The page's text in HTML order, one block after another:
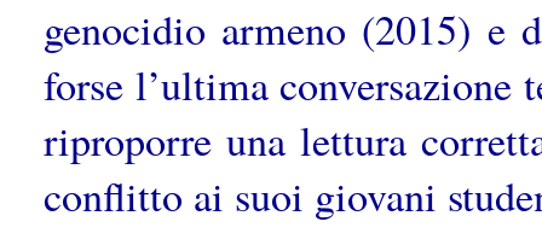
genocidio armeno (2015)
forse l’ultima
riproporre una lettura
conflitto ai suoi giovani